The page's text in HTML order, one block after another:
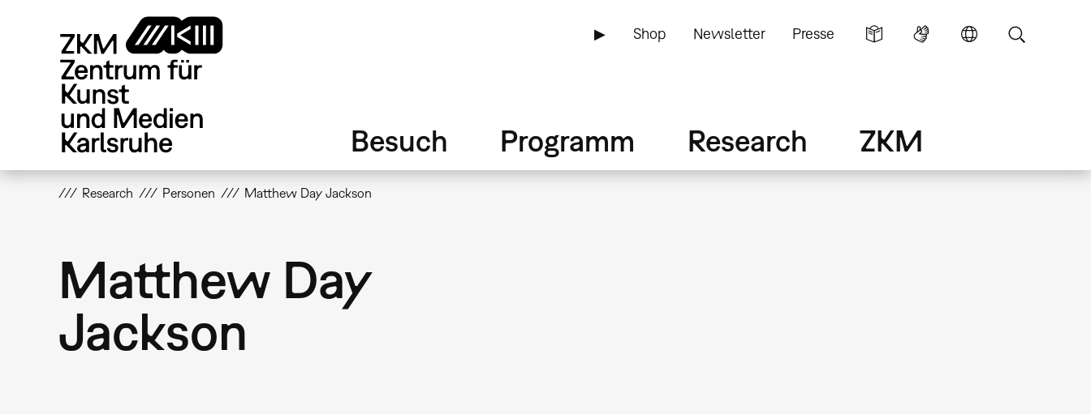
▶ Shop Newsletter Presse
Besuch Programm Research ZKM
Research Personen Matthew Day Jackson
Matthew Day
Jackson